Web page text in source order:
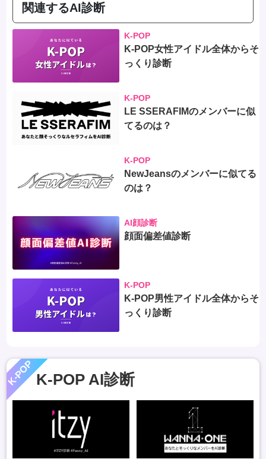
関連するAI診断
K-POP
K-POP女性アイドル全体からそ
っくり診断
K-POP
LE SSERAFIMのメンバーに似
てるのは？
K-POP
NewJeansのメンバーに似てる
のは？
AI顔診断
顔面偏差値診断
K-POP
K-POP男性アイドル全体からそ
っくり診断
K-POPK-POP AI診断